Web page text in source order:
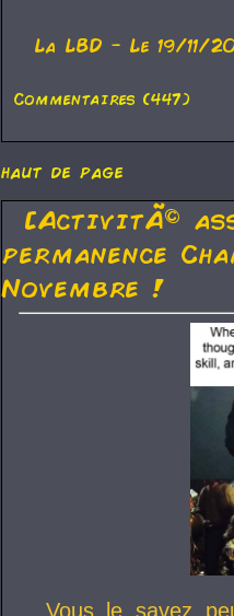
La LBD - Le 19/11/
Commentaires (447)
haut de page
[ActivitÃ©
permanence
Novembre !
Vous le savez